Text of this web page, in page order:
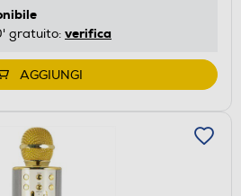
gratuito: verifica
AGGIUNGI